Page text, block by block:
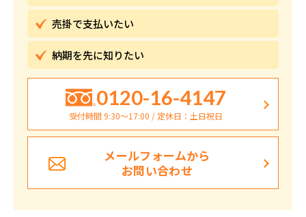
売掛で支払いたい
納期を先に知りたい
0120-16-4147
受付時間 9:30〜17:00 / 定休日：土日祝日
メールフォームから
お問い合わせ